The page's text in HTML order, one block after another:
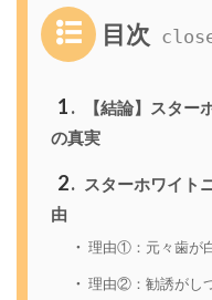
目次
1
【結論】スター
の真実
2
スターホワイト
由
理由①：元々歯が
理由②：勧誘がし